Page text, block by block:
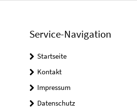
Service-Navigation
Startseite
Kontakt
Impressum
Datenschutz